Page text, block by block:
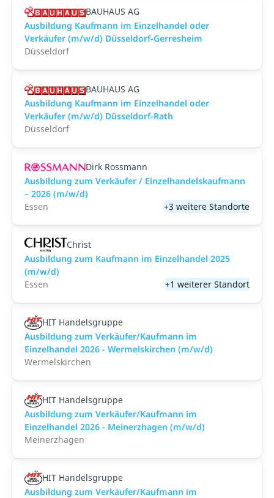
BAUHAUS AG
Ausbildung Kaufmann im Einzelhandel oder
Verkäufer (m/w/d) Düsseldorf-Gerresheim
Düsseldorf
BAUHAUS AG
Ausbildung Kaufmann im Einzelhandel oder
Verkäufer (m/w/d) Düsseldorf-Rath
Düsseldorf
Dirk Rossmann
Ausbildung zum Verkäufer / Einzelhandelskaufmann
– 2026 (m/w/d)
Essen
+3 weitere Standorte
Christ
Ausbildung zum Kaufmann im Einzelhandel 2025
(m/w/d)
Essen
+1 weiterer Standort
HIT Handelsgruppe
Ausbildung zum Verkäufer/Kaufmann im
Einzelhandel 2026 - Wermelskirchen (m/w/d)
Wermelskirchen
HIT Handelsgruppe
Ausbildung zum Verkäufer/Kaufmann im
Einzelhandel 2026 - Meinerzhagen (m/w/d)
Meinerzhagen
HIT Handelsgruppe
Ausbildung zum Verkäufer/Kaufmann im